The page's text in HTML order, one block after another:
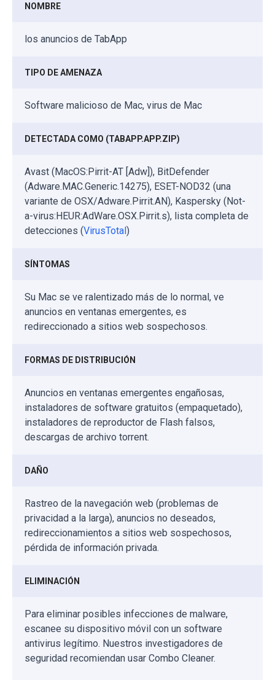
NOMBRE
los anuncios de TabApp
TIPO DE AMENAZA
Software malicioso de Mac, virus de Mac
DETECTADA COMO (TABAPP.APP.ZIP)
Avast (MacOS:Pirrit-AT [Adw]), BitDefender
(Adware.MAC.Generic.14275), ESET-NOD32 (una
variante de OSX/Adware.Pirrit.AN), Kaspersky (Not-
a-virus:HEUR:AdWare.OSX.Pirrit.s), lista completa de
detecciones (VirusTotal)
SÍNTOMAS
Su Mac se ve ralentizado más de lo normal, ve
anuncios en ventanas emergentes, es
redireccionado a sitios web sospechosos.
FORMAS DE DISTRIBUCIÓN
Anuncios en ventanas emergentes engañosas,
instaladores de software gratuitos (empaquetado),
instaladores de reproductor de Flash falsos,
descargas de archivo torrent.
DAÑO
Rastreo de la navegación web (problemas de
privacidad a la larga), anuncios no deseados,
redireccionamientos a sitios web sospechosos,
pérdida de información privada.
ELIMINACIÓN
Para eliminar posibles infecciones de malware,
escanee su dispositivo móvil con un software
antivirus legítimo. Nuestros investigadores de
seguridad recomiendan usar Combo Cleaner.